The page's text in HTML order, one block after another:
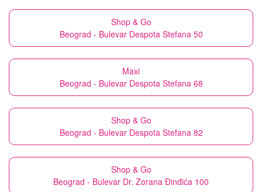
Shop & Go
Beograd - Bulevar Despota Stefana 50
Maxi
Beograd - Bulevar Despota Stefana 68
Shop & Go
Beograd - Bulevar Despota Stefana 82
Shop & Go
Beograd - Bulevar Dr. Zorana Đinđića 100